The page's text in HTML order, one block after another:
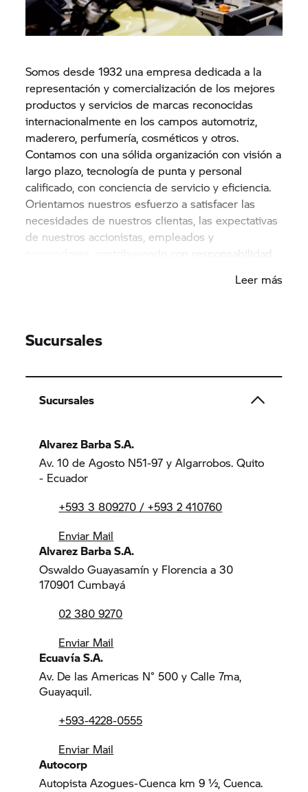
Somos desde 1932 una empresa dedicada a la
representación y comercialización de los mejores
productos y servicios de marcas reconocidas
internacionalmente en los campos automotriz,
maderero, perfumería, cosméticos y otros.
Contamos con una sólida organización con visión a
largo plazo, tecnología de punta y personal
calificado, con conciencia de servicio y eficiencia.
Orientamos nuestros esfuerzo a satisfacer las
necesidades de nuestros clientas, las expectativas
de nuestros accionistas, empleados y
proveedores, contribuyendo con responsabilidad
Leer más
Sucursales
Sucursales
Alvarez Barba S.A.
Av. 10 de Agosto N51-97 y Algarrobos. Quito
- Ecuador
+593 3 809270 / +593 2 410760
Enviar Mail
Alvarez Barba S.A.
Oswaldo Guayasamín y Florencia a 30
170901 Cumbayá
02 380 9270
Enviar Mail
Ecuavía S.A.
Av. De las Americas N° 500 y Calle 7ma,
Guayaquil.
+593-4228-0555
Enviar Mail
Autocorp
Autopista Azogues-Cuenca km 9 ½, Cuenca.